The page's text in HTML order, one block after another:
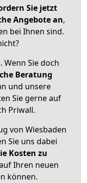
Sie jetzt
Angebote an,
bei Ihnen sind.
Wenn Sie doch
Beratung
und unsere
Sie gerne auf
Priwall.
von Wiesbaden
Sie uns dabei
Kosten zu
Ihren neuen
können.